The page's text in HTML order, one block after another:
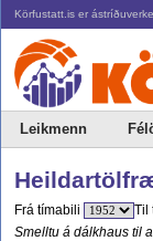
Körfustatt.is er
Leikmenn
Frá tímabili Til
Smelltu á dálkhaus til